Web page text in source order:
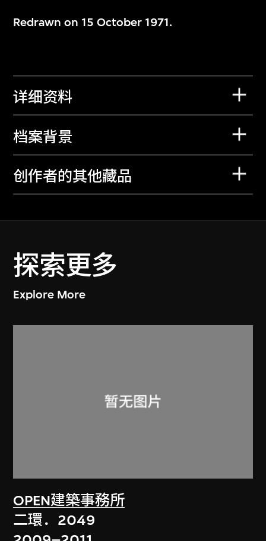
Redrawn on 15 October 1971.
详细资料
档案背景
创作者的其他藏品
探索更多
Explore More
OPEN建築事務所
二環．2049